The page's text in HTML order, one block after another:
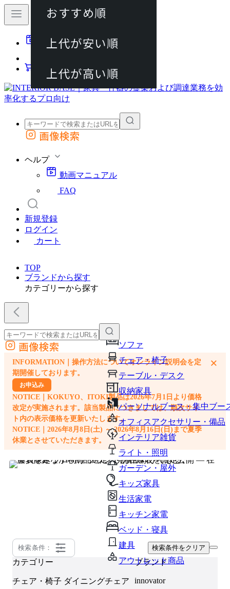
動画マニュアル
カート
外部サイトの商品をカートに追加
画像検索
ヘルプ
動画マニュアル
FAQ
新規登録
ログイン
カート
TOP
ブランドから探す
カテゴリーから探す
ソファ
チェア・椅子
テーブル・デスク
収納家具
パーソナルブース・集中ブー
オフィスアクセサリー・備品
インテリア雑貨
ライト・照明
ガーデン・屋外
キッズ家具
生活家電
キッチン家電
ベッド・寝具
建具
アウトレット商品
外部サイトの商品をカートに追加
他のサイトで見つけた商品ページのURLを貼り付けて、カートに追加できます
画像検索
INFORMATION｜操作方法についてオンライン説明会を定
期開催しております。
お申込み
NOTICE｜KOKUYO、ITOKI製品は2026年7月1日より価格
改定が実施されます。該当製品につきましては、順次サイ
ト内の表示価格を更新いたします。
NOTICE｜2026年8月8日(土) ～ 2026年8月16日(日)まで夏季
休業とさせていただきます。
×
検索条件： 検索条件をクリア
カテゴリー
チェア・椅子 ダイニングチェア
ブランド
innovator
おすすめ順
上代が安い順
上代が高い順